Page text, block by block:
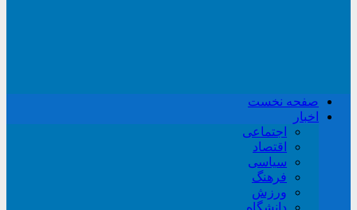
صفحه نخست
اخبار
اجتماعی
اقتصاد
سیاسی
فرهنگ
ورزش
دانشگاه